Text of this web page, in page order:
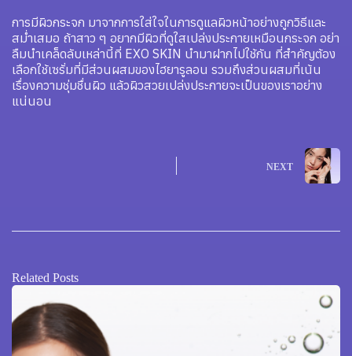
การมีผิวกระจก มาจากการใส่ใจในการดูแลผิวหน้าอย่างถูกวิธีและ
สม่ำเสมอ ถ้าสาว ๆ อยากมีผิวที่ดูใสเปล่งประกายเหมือนกระจก อย่า
ลืมนำเคล็ดลับเหล่านี้ที่ EXO SKIN นำมาฝากไปใช้กัน ที่สำคัญต้อง
เลือกใช้เซรั่มที่มีส่วนผสมของไฮยารูลอน รวมถึงส่วนผสมที่เน้น
เรื่องความชุ่มชื่นผิว แล้วผิวสวยเปล่งประกายจะเป็นของเราอย่าง
แน่นอน
NEXT
Related Posts